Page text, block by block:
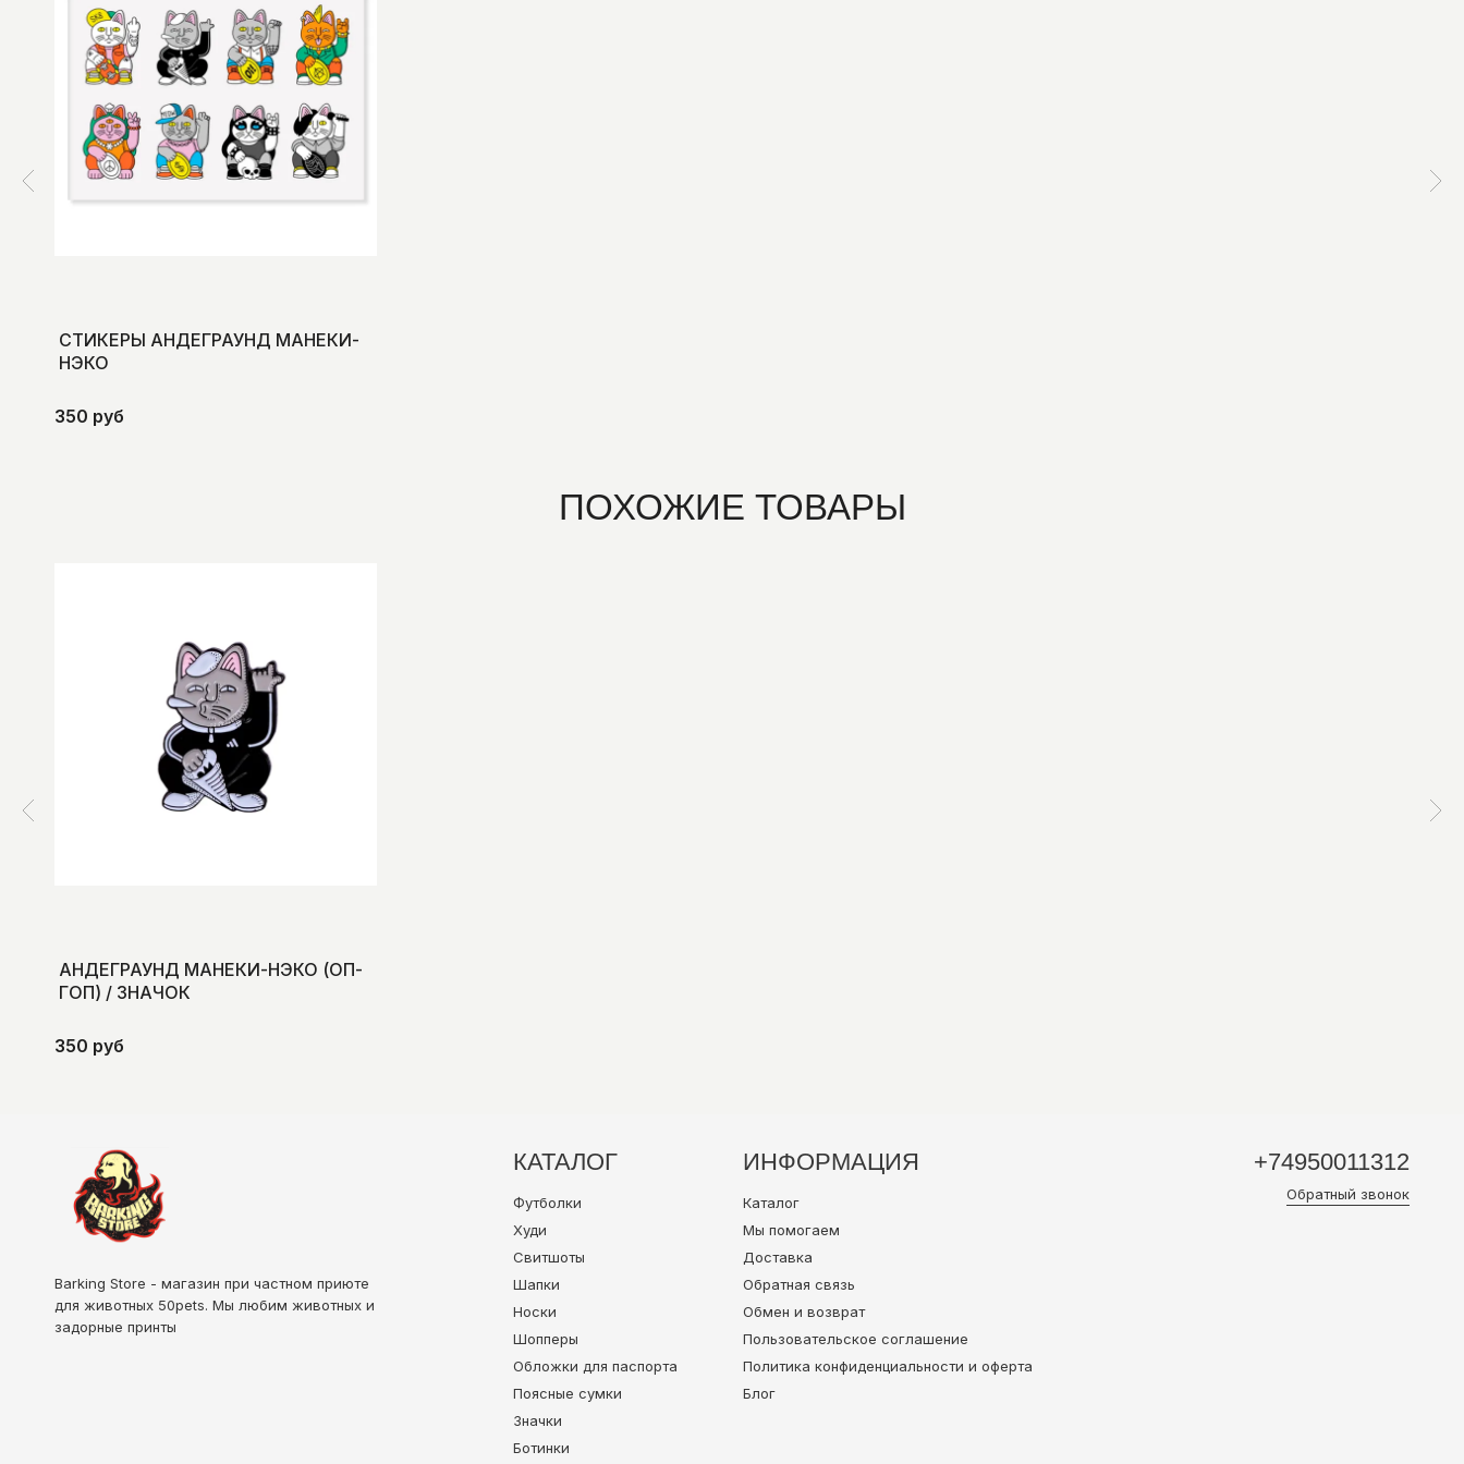
СТИКЕРЫ АНДЕГРАУНД МАНЕКИ-
НЭКО
350 руб
ПОХОЖИЕ ТОВАРЫ
АНДЕГРАУНД МАНЕКИ-НЭКО (ОП-
ГОП) / ЗНАЧОК
350 руб
Barking Store - магазин при частном приюте
для животных 50pets. Мы любим животных и
задорные принты
КАТАЛОГ
Футболки
Худи
Свитшоты
Шапки
Носки
Шопперы
Обложки для паспорта
Поясные сумки
Значки
Ботинки
ИНФОРМАЦИЯ
Каталог
Мы помогаем
Доставка
Обратная связь
Обмен и возврат
Пользовательское соглашение
Политика конфиденциальности и оферта
Блог
+74950011312
Обратный звонок